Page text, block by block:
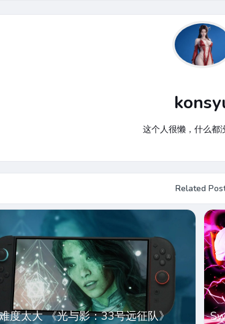
这个人很懒，什么都
Related
度太大 《光与影：33号远征队》